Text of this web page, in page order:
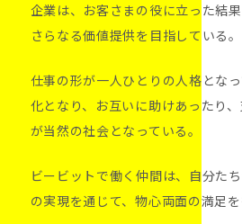
企業は、お客さまの役に立った結果
さらなる価値提供を目指している。
仕事の形が一人ひとりの人格とな
化となり、 お互いに助けあったり
が当然の社会となっている。
ビービットで働く仲間は、自分た
の実現を通じて、物心両面の満足を